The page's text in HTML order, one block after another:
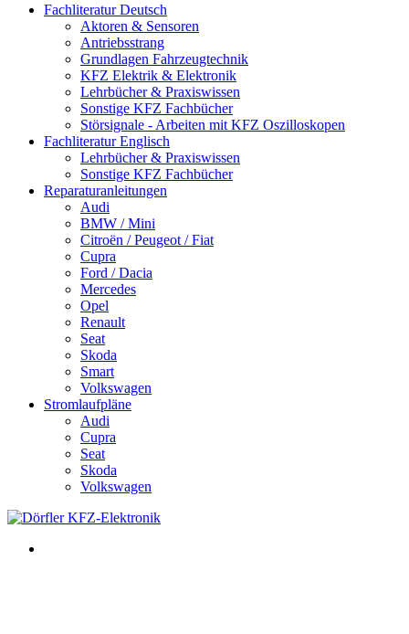
Fachliteratur Deutsch
Aktoren & Sensoren
Antriebsstrang
Grundlagen Fahrzeugtechnik
KFZ Elektrik & Elektronik
Lehrbücher & Praxiswissen
Sonstige KFZ Fachbücher
Störsignale - Arbeiten mit KFZ Oszilloskopen
Fachliteratur Englisch
Lehrbücher & Praxiswissen
Sonstige KFZ Fachbücher
Reparaturanleitungen
Audi
BMW / Mini
Citroën / Peugeot / Fiat
Cupra
Ford / Dacia
Mercedes
Opel
Renault
Seat
Skoda
Smart
Volkswagen
Stromlaufpläne
Audi
Cupra
Seat
Skoda
Volkswagen